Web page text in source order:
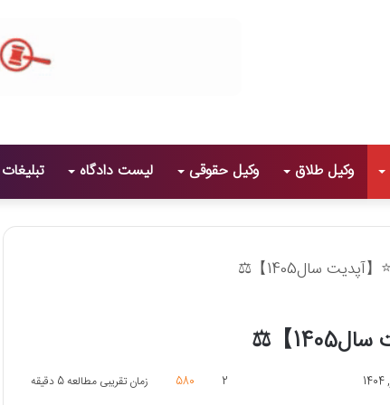
وکیل طلاق وکیل حقوقی لیست دادگاه تبلیغات
2
580 زمان تقریبی مطالعه 5 دقیقه